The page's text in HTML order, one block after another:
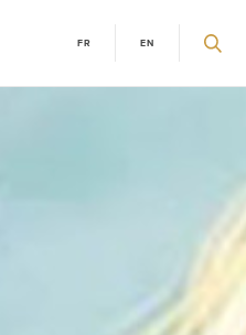
FR EN